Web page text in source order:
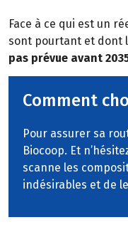
Face à ce qui est un
sont pourtant et dont
pas prévue avant
Comment
Pour assurer sa
Biocoop. Et
scanne les
indésirables et de